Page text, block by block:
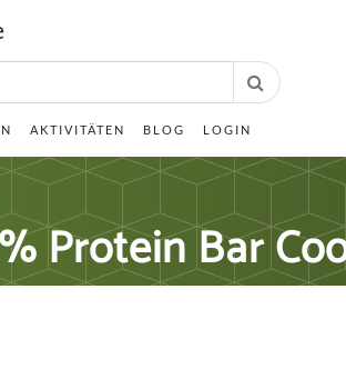
AKTIVITÄTEN BLOG LOGIN
Protein Bar